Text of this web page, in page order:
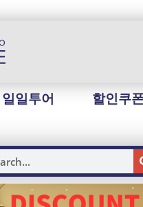
일일투어 할인쿠